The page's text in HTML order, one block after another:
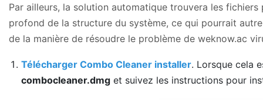
Par ailleurs, la solution automatique trouvera les
profond de la structure du système, ce qui pourrait
de la manière de résoudre le problème de weknow.ac
Télécharger Combo Cleaner installer. Lorsque cela
combocleaner.dmg et suivez les instructions pour